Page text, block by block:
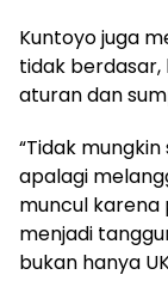
Kuntoyo juga
tidak
aturan dan
“Tidak
apalagi
muncul karena
menjadi
bukan hanya